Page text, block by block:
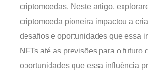
criptomoedas. Neste artigo,
criptomoeda pioneira impactou a
desafios e oportunidades que essa
NFTs até as previsões para o
oportunidades que essa influência